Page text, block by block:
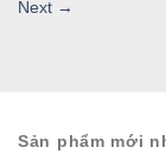
Next →
Sản phẩm mới